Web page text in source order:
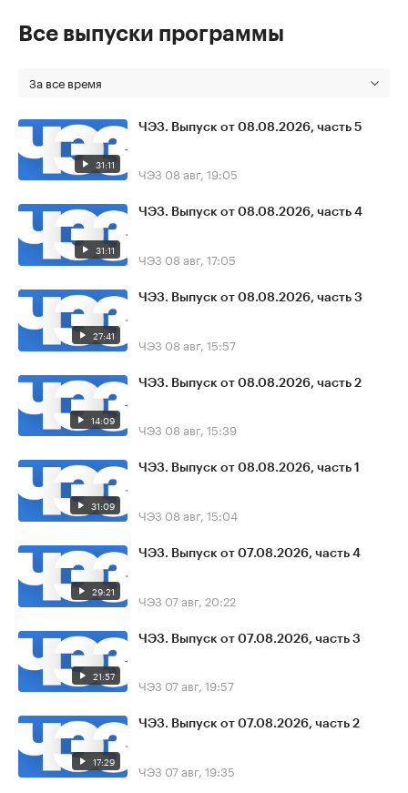
Все выпуски программы
За все время
31:11
ЧЭЗ. Выпуск от 08.08.2026, часть 5
ЧЭЗ 08 авг, 19:05
31:11
ЧЭЗ. Выпуск от 08.08.2026, часть 4
ЧЭЗ 08 авг, 17:05
27:41
ЧЭЗ. Выпуск от 08.08.2026, часть 3
ЧЭЗ 08 авг, 15:57
14:09
ЧЭЗ. Выпуск от 08.08.2026, часть 2
ЧЭЗ 08 авг, 15:39
31:09
ЧЭЗ. Выпуск от 08.08.2026, часть 1
ЧЭЗ 08 авг, 15:04
29:21
ЧЭЗ. Выпуск от 07.08.2026, часть 4
ЧЭЗ 07 авг, 20:22
21:57
ЧЭЗ. Выпуск от 07.08.2026, часть 3
ЧЭЗ 07 авг, 19:57
17:29
ЧЭЗ. Выпуск от 07.08.2026, часть 2
ЧЭЗ 07 авг, 19:35